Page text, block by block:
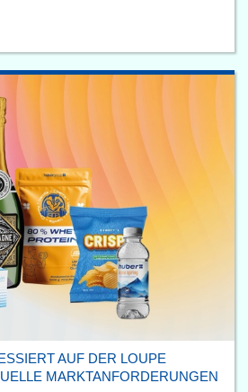
AUF DER LOUPE
MARKTANFORDERUNGEN